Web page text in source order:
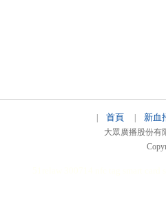
首頁 新血
大眾廣播股份有